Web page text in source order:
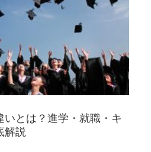
とは？進学・就職・キ
解説